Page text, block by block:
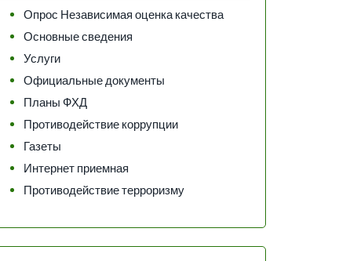
Опрос Независимая оценка качества
Основные сведения
Услуги
Официальные документы
Планы ФХД
Противодействие коррупции
Газеты
Интернет приемная
Противодействие терроризму